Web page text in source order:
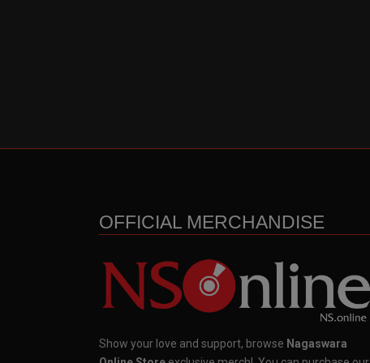
OFFICIAL MERCHANDISE
Show your love and support, browse Nagaswara